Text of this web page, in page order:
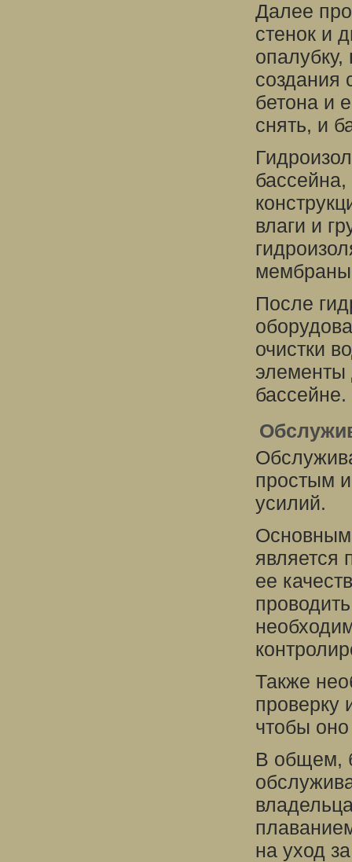
Далее
стенок и
опалубку,
создания
бетона и
снять, и
бассейна,
влаги и
мембраны
После
очистки
элементы
бассейне.
простым
усилий.
является
ее
Также
проверку
чтобы
В общем,
на уход